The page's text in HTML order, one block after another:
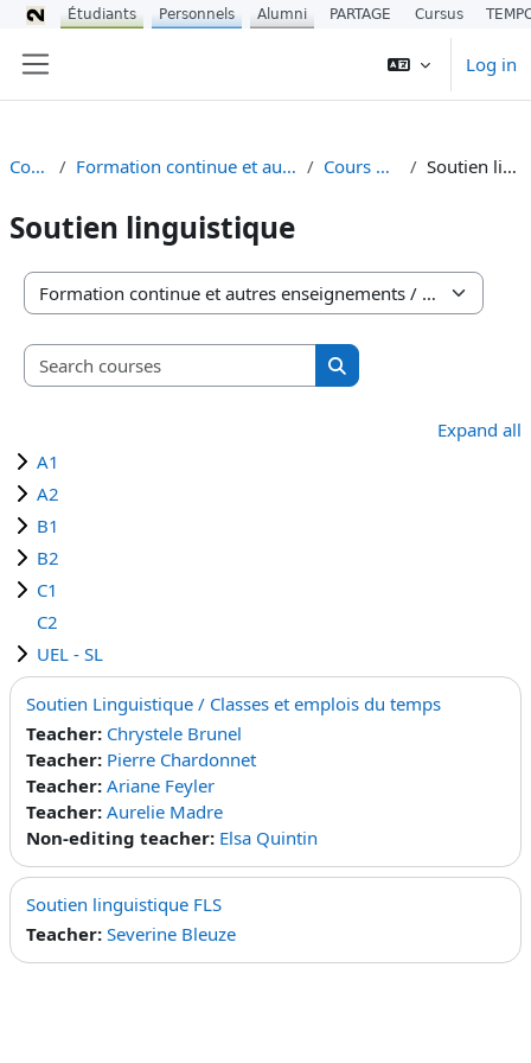
Log in
Courses Formation continue et autres enseignements Cours du CIREFE Soutien linguistique
Soutien linguistique
Course categories
Search courses
Search courses
Expand all
A1
A2
B1
B2
C1
C2
UEL - SL
Soutien Linguistique / Classes et emplois du temps
Teacher: Chrystele Brunel
Teacher: Pierre Chardonnet
Teacher: Ariane Feyler
Teacher: Aurelie Madre
Non-editing teacher: Elsa Quintin
Soutien linguistique FLS
Teacher: Severine Bleuze
Étudiants Personnels Alumni PARTAGE Cursus